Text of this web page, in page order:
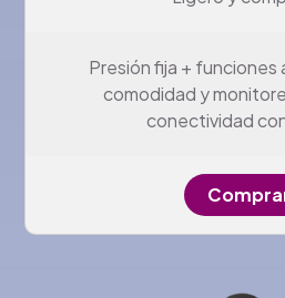
Presión fija + funciones
comodidad y
conectividad